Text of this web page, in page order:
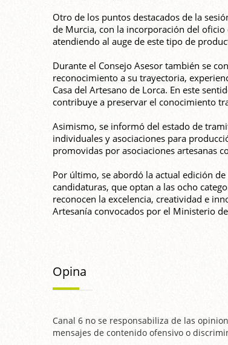
Otro de los puntos destacados de la
de Murcia, con la incorporación del
atendiendo al auge de este tipo de
Durante el Consejo Asesor también se
reconocimiento a su trayectoria,
Casa del Artesano de Lorca. En este
contribuye a preservar el conocimiento
Asimismo, se informó del estado de
individuales y asociaciones para
promovidas por asociaciones artesanas
Por último, se abordó la actual edición
candidaturas, que optan a las ocho
reconocen la excelencia, creatividad e
Artesanía convocados por el Ministerio
Opina
Canal 6 no se responsabiliza de las
mensajes de contenido ofensivo o